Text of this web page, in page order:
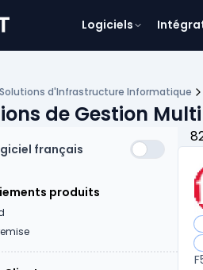
Logiciels
Solutions d'Infrastructure Informatique
de Gestion
français
produits